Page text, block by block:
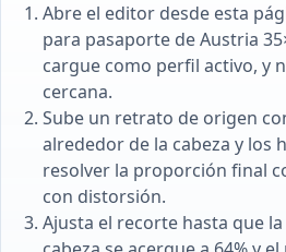
Abre el editor desde esta
para pasaporte de Austria
cargue como perfil activo, y
cercana.
Sube un retrato de origen
alrededor de la cabeza y los
resolver la proporción final
con distorsión.
Ajusta el recorte hasta que